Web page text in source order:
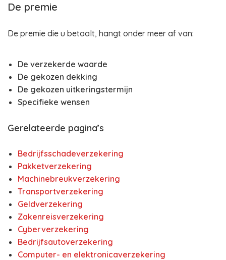
De premie
De premie die u betaalt, hangt onder meer af van:
De verzekerde waarde
De gekozen dekking
De gekozen uitkeringstermijn
Specifieke wensen
Gerelateerde pagina’s
Bedrijfsschadeverzekering
Pakketverzekering
Machinebreukverzekering
Transportverzekering
Geldverzekering
Zakenreisverzekering
Cyberverzekering
Bedrijfsautoverzekering
Computer- en elektronicaverzekering